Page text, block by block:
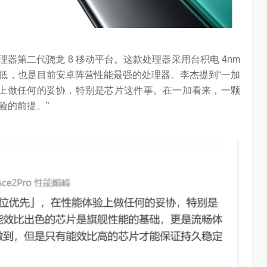
器第二代骁龙 8 移动平台 。这款处理器采用台积电 4nm
，也是目前安卓阵营性能最强的处理器。 李杰提到“一加
做任何的妥协，特别是芯片这件事。在一加看来，一颗
的前提。 ”
2026年，AI Agent正在完成从“问答工具”到“任务助手”的重要
进化。当技术实现从“能听会给答案”…